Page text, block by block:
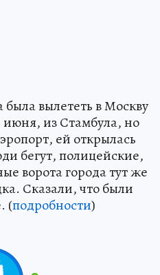
вылететь в Москву
июня, из Стамбула, но
ей открылась
бегут, полицейские,
ворота города тут же
Сказали, что были
(подробности)